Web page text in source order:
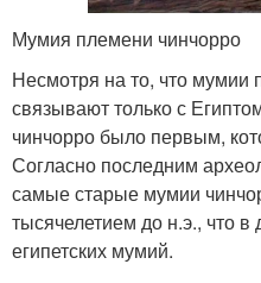
Мумия племени чинчорро
Несмотря на то, что мумии
связывают только с
чинчорро было первым,
Согласно последним
самые старые мумии
тысячелетием до н.э., что
египетских мумий.